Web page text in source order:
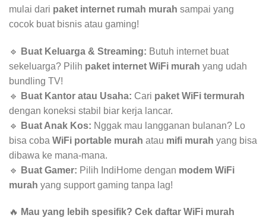
mulai dari paket internet rumah murah sampai yang
cocok buat bisnis atau gaming!
🔹 Buat Keluarga & Streaming: Butuh internet buat
sekeluarga? Pilih paket internet WiFi murah yang udah
bundling TV!
🔹
Buat Kantor atau Usaha: Cari paket WiFi termurah
dengan koneksi stabil biar kerja lancar.
🔹
Buat Anak Kos: Nggak mau langganan bulanan? Lo
bisa coba WiFi portable murah atau mifi murah yang bisa
dibawa ke mana-mana.
🔹
Buat Gamer: Pilih IndiHome dengan modem WiFi
murah yang support gaming tanpa lag!
🔥 Mau yang lebih spesifik? Cek daftar WiFi murah